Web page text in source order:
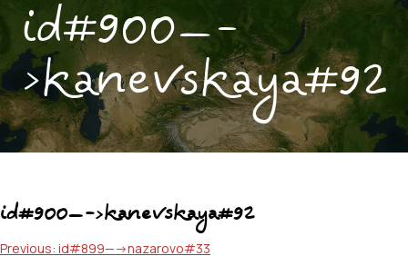
id#900—-
>kanevskaya#92
id#900—->kanevskaya#92
Навигация
Previous: id#899—->nazarovo#33